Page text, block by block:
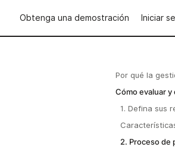
Obtenga una demostración Iniciar
Por qué la
potenciales es
equipos de
Cómo evaluar y
1. Defina sus
para la
2. Proceso de